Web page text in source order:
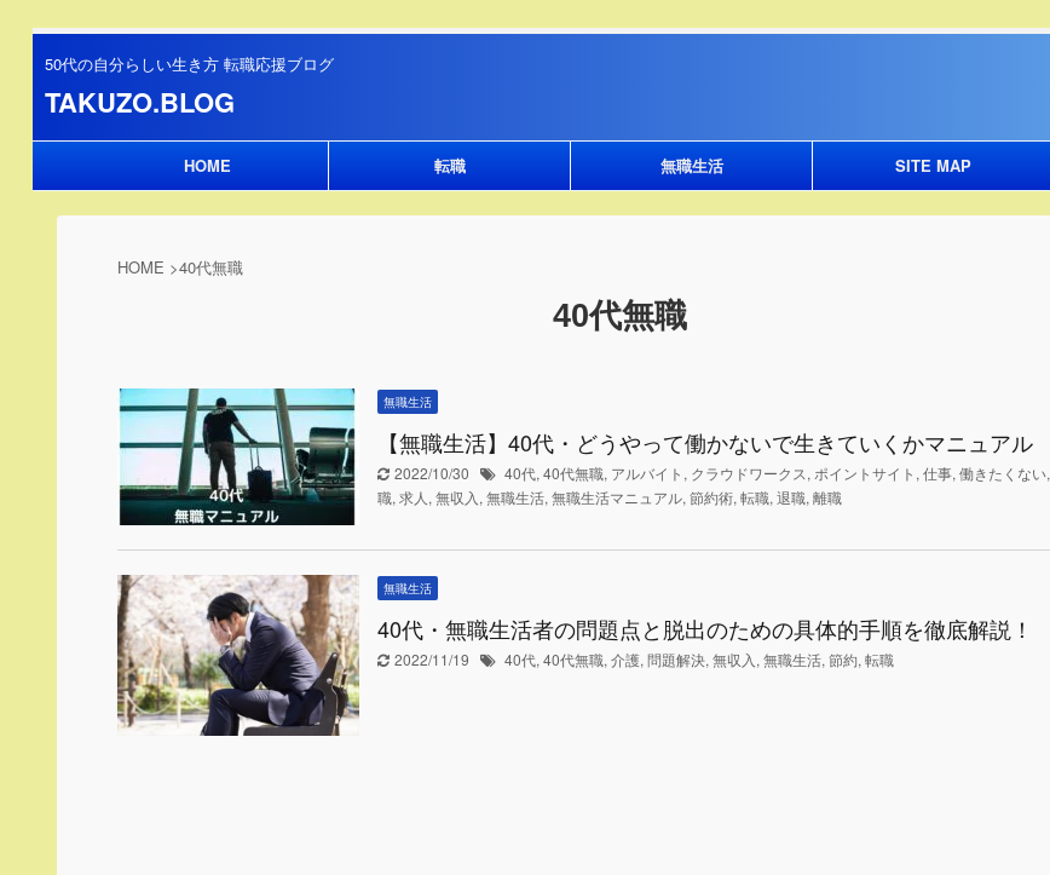
50代の自分らしい生き方 転職応援ブログ
TAKUZO.BLOG
HOME 転職 無職生活 SITE MAP
HOME >40代無職
40代無職
無職生活
【無職生活】40代・どうやって働かないで生きていくかマニュアル
2022/10/30 40代, 40代無職, アルバイト , クラウドワークス, ポイントサイト , 仕事, 働きたくない,
職, 求人 , 無収入 , 無職生活, 無職生活マニュアル, 節約術, 転職, 退職, 離職
無職生活
40代・無職生活者の問題点と脱出のための具体的手順を徹底解説！
2022/11/19 40代, 40代無職, 介護, 問題解決, 無収入 , 無職生活, 節約, 転職